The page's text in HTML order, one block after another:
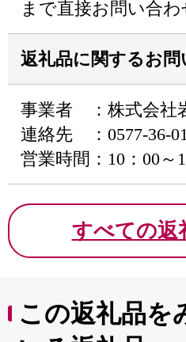
まで直接お問い合わ
返礼品に関するお
事業者 ：株式会社
連絡先 ：0577-36-
営業時間：10：00～
すべての返
この返礼品を